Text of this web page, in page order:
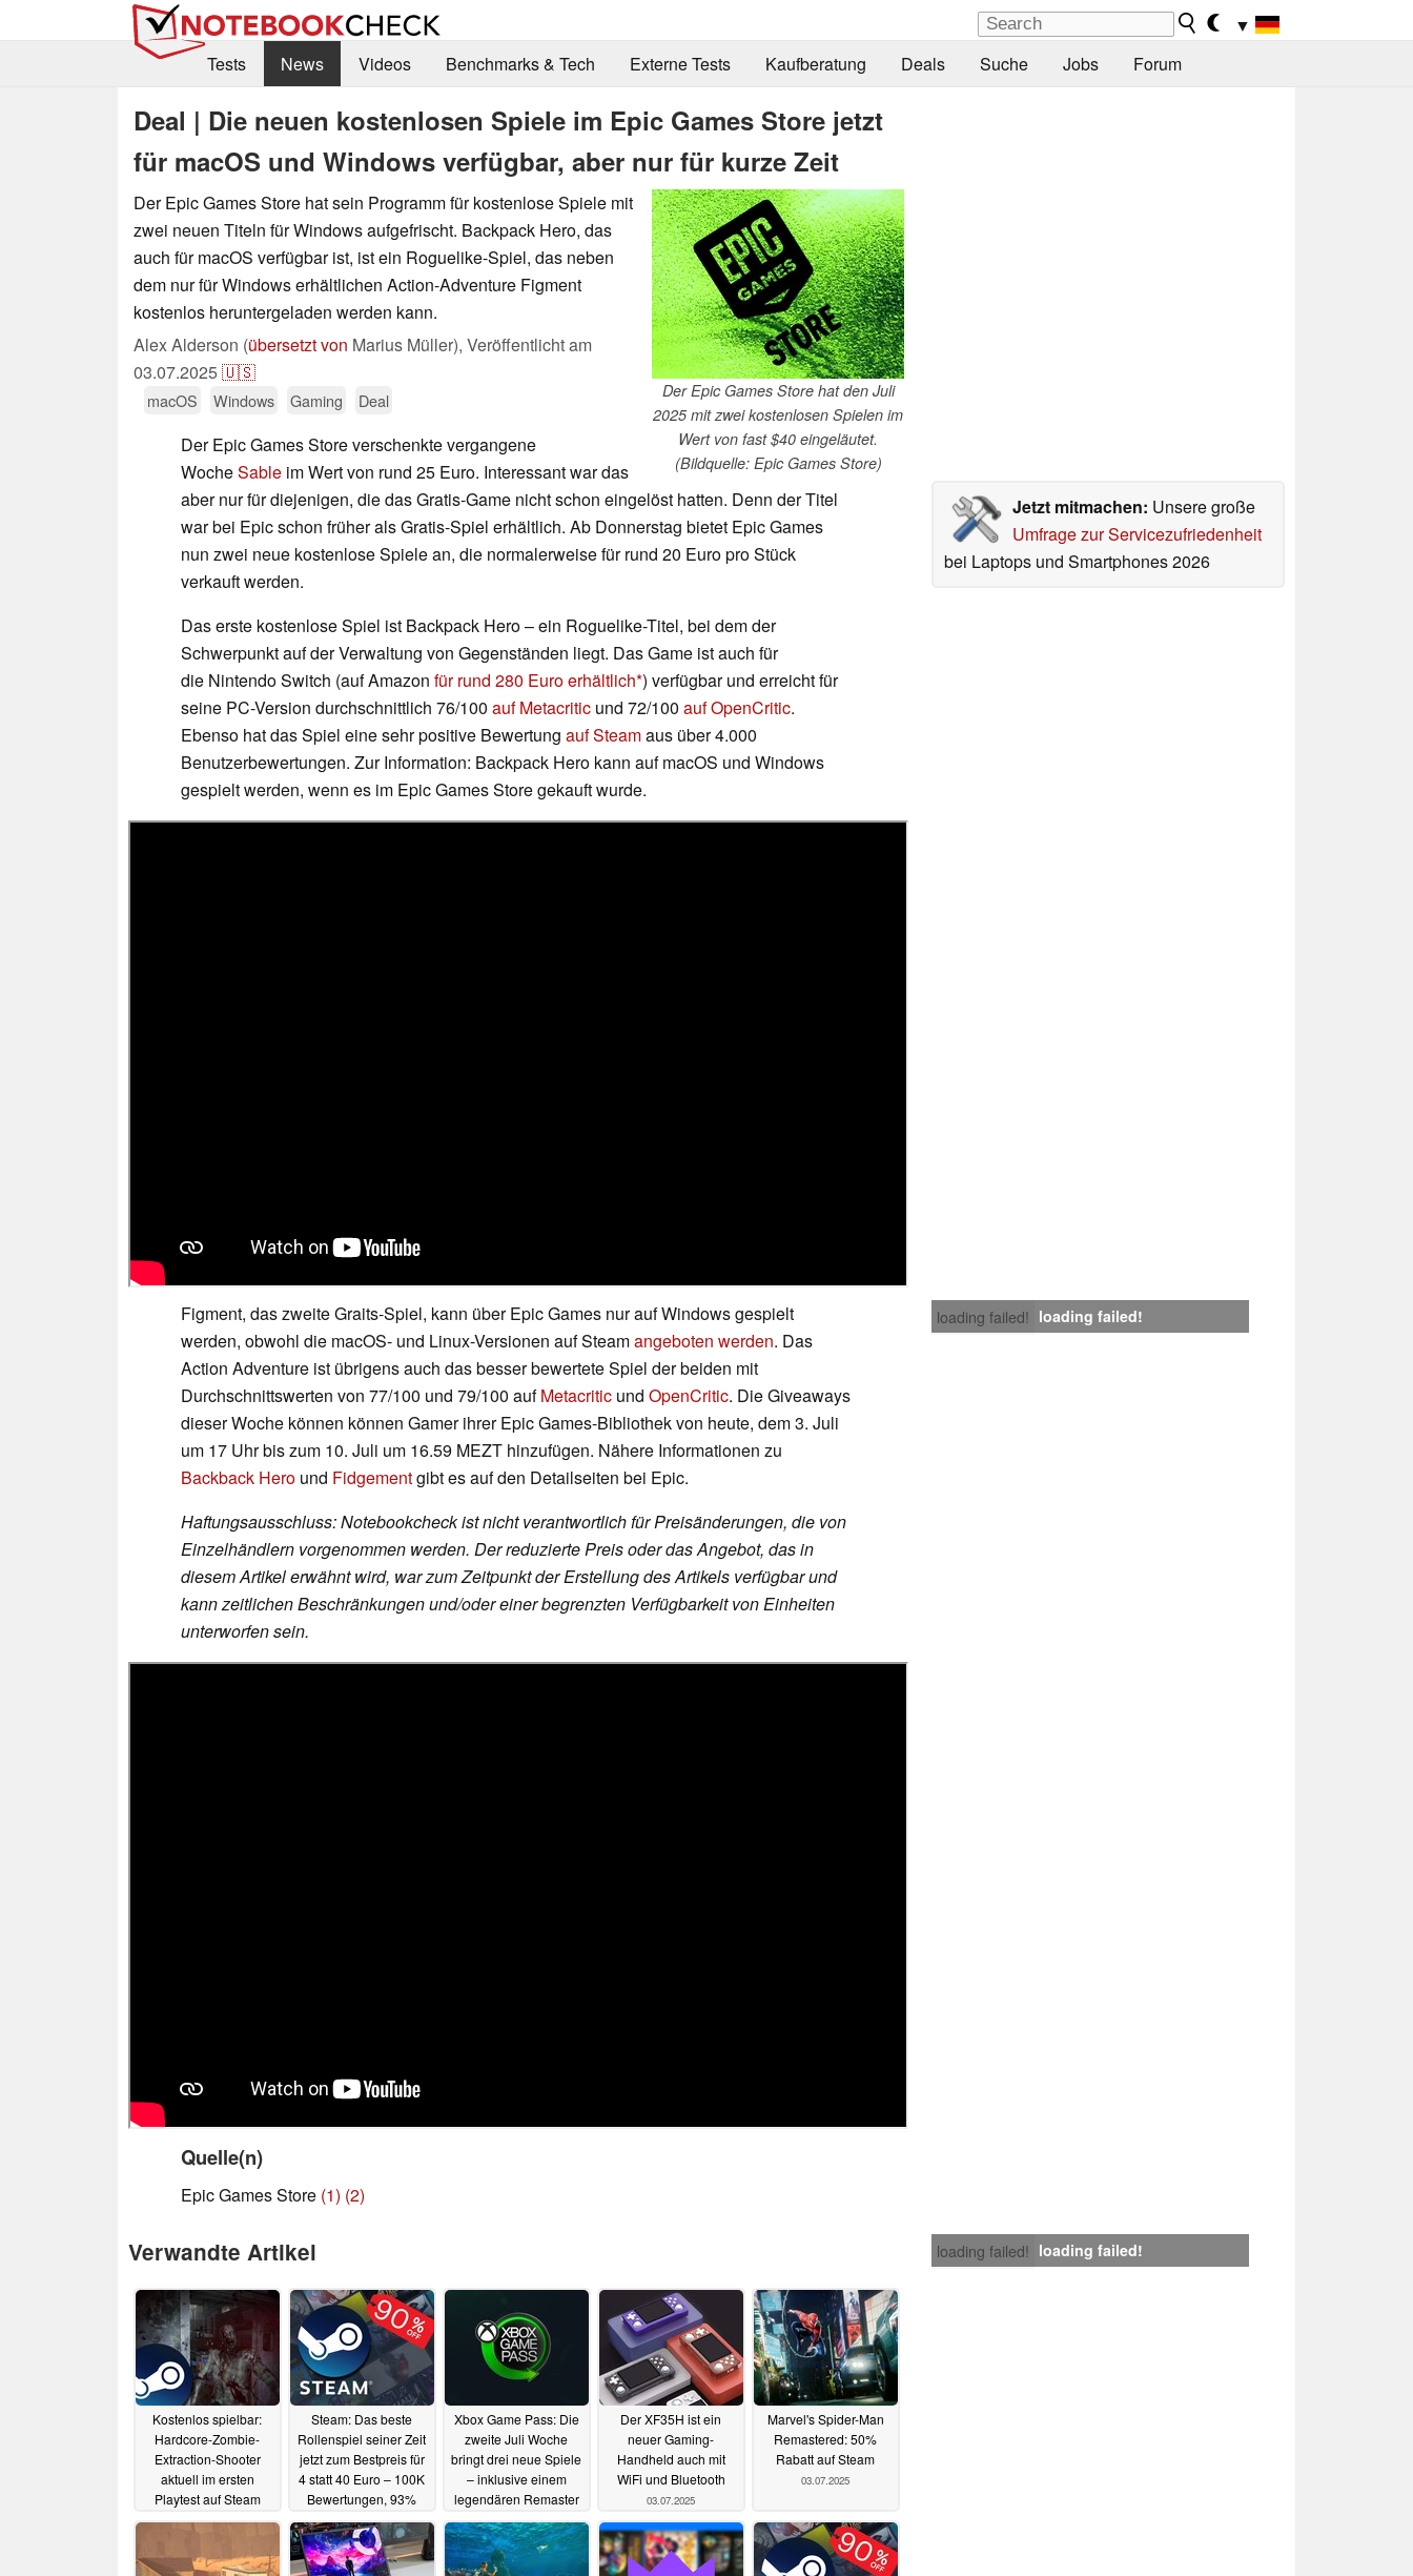
▼
Tests
News Videos Benchmarks & Tech Externe Tests Kaufberatung Deals Suche Jobs Forum
Deal | Die neuen kostenlosen Spiele im Epic Games Store jetzt
für macOS und Windows verfügbar, aber nur für kurze Zeit
Der Epic Games Store hat den Juli
2025 mit zwei kostenlosen Spielen im
Wert von fast $40 eingeläutet.
(Bildquelle: Epic Games Store)
Der Epic Games Store hat sein Programm für kostenlose Spiele mit
zwei neuen Titeln für Windows aufgefrischt. Backpack Hero, das
auch für macOS verfügbar ist, ist ein Roguelike-Spiel, das neben
dem nur für Windows erhältlichen Action-Adventure Figment
kostenlos heruntergeladen werden kann.
Alex Alderson (übersetzt von Marius Müller), Veröffentlicht am
03.07.2025🇺🇸
macOS Windows Gaming Deal
Jetzt mitmachen: Unsere große
Umfrage zur Servicezufriedenheit
bei Laptops und Smartphones 2026
Der Epic Games Store verschenkte vergangene
WocheSable im Wert von rund 25 Euro. Interessant war das
aber nur für diejenigen, die das Gratis-Game nicht schon eingelöst hatten. Denn der Titel
war bei Epic schon früher als Gratis-Spiel erhältlich. Ab Donnerstag bietet Epic Games
nun zwei neue kostenlose Spiele an, die normalerweise für rund 20 Euro pro Stück
verkauft werden.
Das erste kostenlose Spiel ist Backpack Hero – ein Roguelike-Titel, bei dem der
Schwerpunkt auf der Verwaltung von Gegenständen liegt. Das Game ist auch für
die Nintendo Switch (auf Amazon für rund 280 Euro erhältlich ) verfügbar und erreicht für
seine PC-Version durchschnittlich 76/100 auf Metacritic und 72/100 auf OpenCritic.
Ebenso hat das Spiel eine sehr positive Bewertung auf Steamaus über 4.000
Benutzerbewertungen. Zur Information: Backpack Hero kann auf macOS und Windows
gespielt werden, wenn es im Epic Games Store gekauft wurde.
loading failed! loading failed!
Figment, das zweite Graits-Spiel, kann über Epic Games nur auf Windows gespielt
werden, obwohl die macOS- und Linux-Versionen auf Steamangeboten werden. Das
Action Adventure ist übrigens auch das besser bewertete Spiel der beiden mit
Durchschnittswerten von 77/100 und 79/100 aufMetacritic und OpenCritic. Die Giveaways
dieser Woche können können Gamer ihrer Epic Games-Bibliothek von heute, dem 3. Juli
um 17 Uhr bis zum 10. Juli um 16.59 MEZT hinzufügen. Nähere Informationen zu
Backback Hero und Fidgementgibt es auf den Detailseiten bei Epic.
Haftungsausschluss: Notebookcheck ist nicht verantwortlich für Preisänderungen, die von
Einzelhändlern vorgenommen werden. Der reduzierte Preis oder das Angebot, das in
diesem Artikel erwähnt wird, war zum Zeitpunkt der Erstellung des Artikels verfügbar und
kann zeitlichen Beschränkungen und/oder einer begrenzten Verfügbarkeit von Einheiten
unterworfen sein.
Quelle(n)
Epic Games Store (1) (2)
loading failed! loading failed!
Verwandte Artikel
Kostenlos spielbar:
Hardcore-Zombie-
Extraction-Shooter
aktuell im ersten
Playtest auf Steam
05.07.2025
Steam: Das beste
Rollenspiel seiner Zeit
jetzt zum Bestpreis für
4 statt 40 Euro – 100K
Bewertungen, 93%
positiv04.07.2025
Xbox Game Pass: Die
zweite Juli Woche
bringt drei neue Spiele
– inklusive einem
legendären Remaster
direkt zum Release
04.07.2025
Der XF35H ist ein
neuer Gaming-
Handheld auch mit
WiFi und Bluetooth
03.07.2025
Marvel's Spider-Man
Remastered: 50%
Rabatt auf Steam
03.07.2025